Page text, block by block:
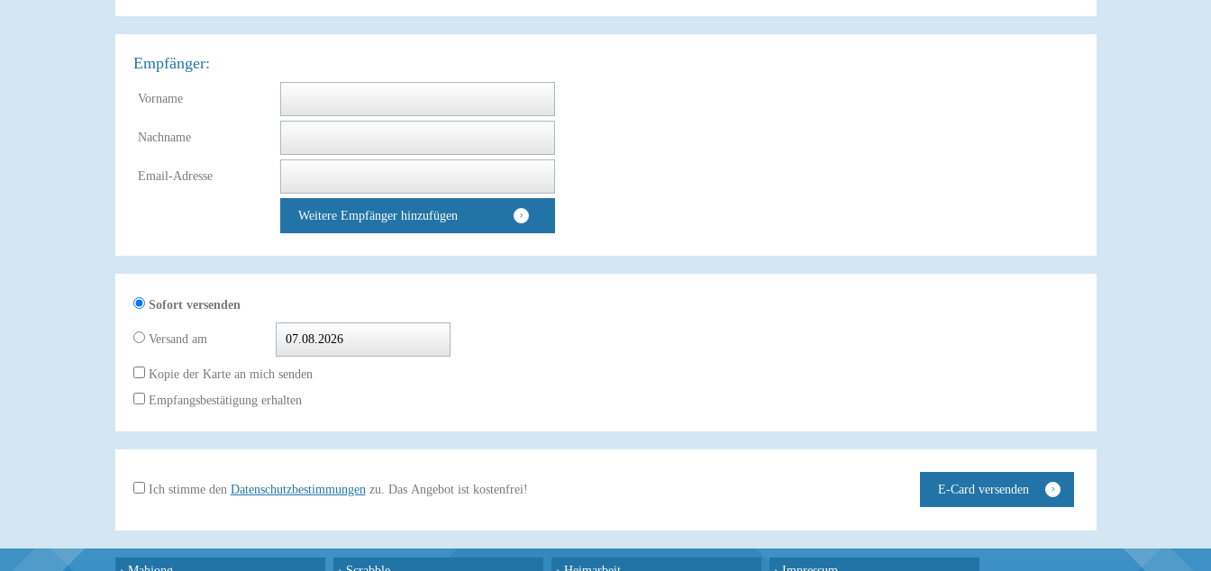
Empfänger:
Vorname
Nachname
Email-Adresse
Weitere Empfänger hinzufügen
Sofort versenden
Versand am
Kopie der Karte an mich senden
Empfangsbestätigung erhalten
Ich stimme den Datenschutzbestimmungen zu. Das Angebot ist kostenfrei!